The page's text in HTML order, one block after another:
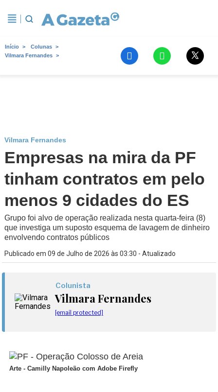
Início
Colunas
Vilmara Fernandes
Vilmara Fernandes
Empresas na mira da PF
tinham contratos em pelo
menos 9 cidades do ES
Grupo foi alvo de operação realizada nesta quarta-feira (8)
que investiga um suposto esquema de lavagem de dinheiro
envolvendo contratos públicos
Publicado em 09 de Julho de 2026 às 03:30 - Atualizado
Colunista
Vilmara Fernandes
[email protected]
Arte - Camilly Napoleão com Adobe Firefly